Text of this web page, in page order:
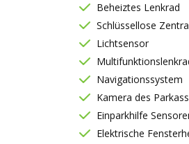
Beheiztes Lenkrad
Schlüssellose
Lichtsensor
Navigationssystem
Kamera des
Einparkhilfe
Elektrische